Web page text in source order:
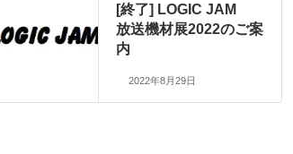
[終了] LOGIC JAM
放送機材展2022のご案
内
2022年8月29日